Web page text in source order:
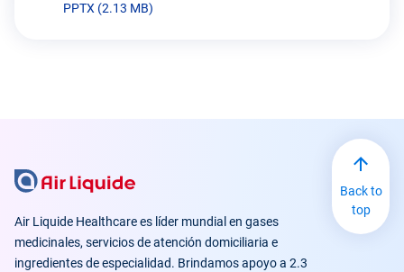
PPTX (2.13 MB)
Air Liquide Healthcare es líder mundial en gases
medicinales, servicios de atención domiciliaria e
ingredientes de especialidad. Brindamos apoyo a 2.3
Back to
top